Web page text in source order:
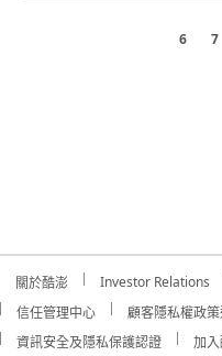
6 7
關於酷澎 Investor Relations
信任管理中心
顧客隱私權政
資訊安全及隱私保護認證
加